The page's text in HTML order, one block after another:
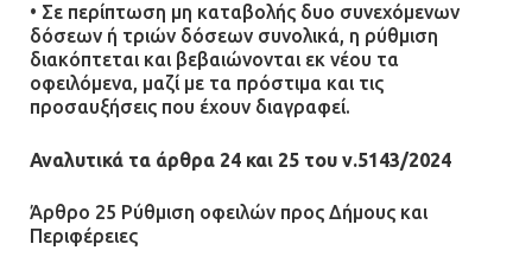
• Σε περίπτωση μη καταβολής δυο συνεχόμενων
δόσεων ή τριών δόσεων συνολικά, η ρύθμιση
διακόπτεται και βεβαιώνονται εκ νέου τα
οφειλόμενα, μαζί με τα πρόστιμα και τις
προσαυξήσεις που έχουν διαγραφεί.
Αναλυτικά τα άρθρα 24 και 25 του ν.5143/2024
Άρθρο 25 Ρύθμιση οφειλών προς Δήμους και
Περιφέρειες